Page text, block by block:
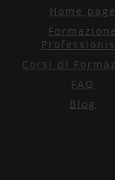
Home page
Formazione
Corsi di
FAQ
Blog